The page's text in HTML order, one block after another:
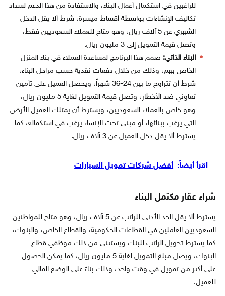
للراغبين في استكمال أعمال البناء، والاستفادة من هذا الدعم لسداد
تكاليف الإنشاءات بواسطة أقساط ميسرة، شرط ألا يقل الدخل
الشهري عن 5 آلاف ريال، وهو متاح للعملاء السعوديين فقط،
وتصل قيمة التمويل إلى 3 مليون ريال.
البناء الذاتي: صمم هذا البرنامج لمساعدة العملاء في بناء المنزل
الخاص بهم، وذلك من خلال دفعات نقدية حسب مراحل البناء،
شرط أن تتراوح ما بين 24-36 شهراً، ويحصل العميل على تأمين
تعاوني ضد الأخطار، وتصل قيمة التمويل لغاية 5 مليون ريال،
وهو خاص بالعملاء السعوديين، ويشترط أن يمتلك العميل الأرض
التي يرغب ببنائها، أو مبنى تحت الإنشاء يرغب في استكماله، كما
يشترط ألا يقل دخل العميل عن 3 آلاف ريال.
اقرأ أيضاً: أفضل شركات تمويل السيارات
شراء عقار مكتمل البناء
يشترط ألا يقل الحد الأدنى للراتب عن 5 آلاف ريال، وهو متاح للمواطنين
السعوديين العاملين في القطاعات الحكومية، والقطاع الخاص، والبنوك،
كما يشترط تحويل الراتب للبنك ويستثنى من ذلك موظفي قطاع
البنوك، ويصل مبلغ التمويل لغاية 5 مليون ريال، كما يمكن الحصول
على أكثر من تمويل في وقت واحد، وذلك بناءً على الوضع المالي
للعميل.